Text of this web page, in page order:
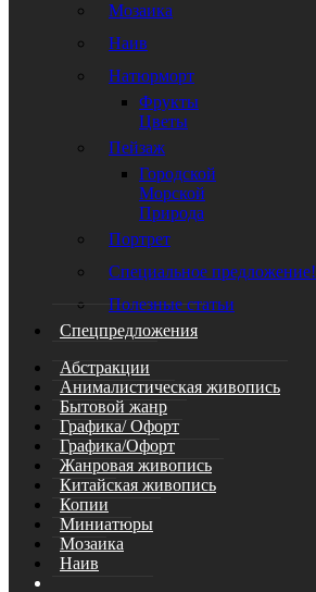
Мозаика
Наив
Натюрморт
Фрукты
Цветы
Пейзаж
Городской
Морской
Природа
Портрет
Специальное предложение!
Полезные статьи
Спецпредложения
Абстракции
Анималистическая живопись
Бытовой жанр
Графика/ Офорт
Графика/Офорт
Жанровая живопись
Китайская живопись
Копии
Миниатюры
Мозаика
Наив